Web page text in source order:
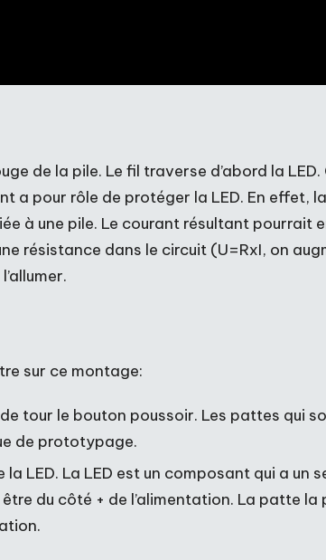
de la pile. Le fil traverse d’abord la
a pour rôle de protéger la LED. En effet,
à une pile. Le courant résultant pourrait
résistance dans le circuit (U=RxI, on
sur ce montage:
de tour le bouton poussoir. Les pattes qui
de prototypage.
la LED. La LED est un composant qui a
du côté + de l’alimentation. La patte